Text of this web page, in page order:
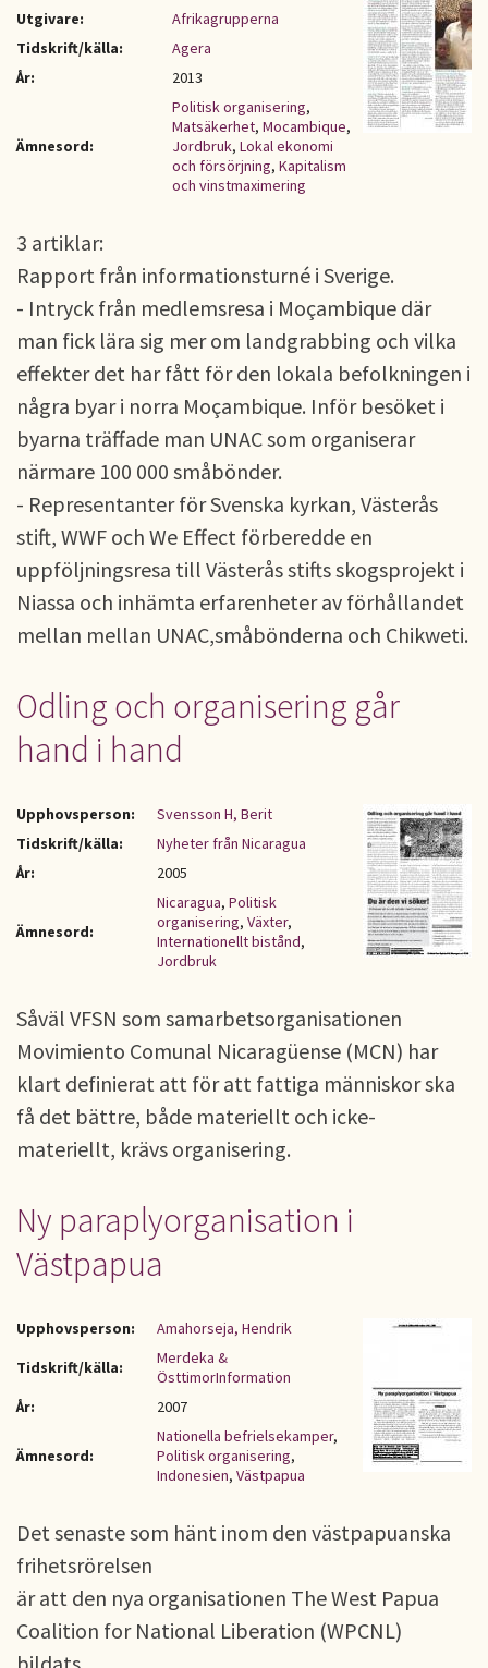
Utgivare:
Afrikagrupperna
Tidskrift/källa:
Agera
År:
2013
Ämnesord:
Politisk organisering,
Matsäkerhet, Mocambique,
Jordbruk, Lokal ekonomi
och försörjning, Kapitalism
och vinstmaximering
3 artiklar:
Rapport från informationsturné i Sverige.
- Intryck från medlemsresa i Moçambique där
man fick lära sig mer om landgrabbing och vilka
effekter det har fått för den lokala befolkningen i
några byar i norra Moçambique. Inför besöket i
byarna träffade man UNAC som organiserar
närmare 100 000 småbönder.
- Representanter för Svenska kyrkan, Västerås
stift, WWF och We Effect förberedde en
uppföljningsresa till Västerås stifts skogsprojekt i
Niassa och inhämta erfarenheter av förhållandet
mellan mellan UNAC,småbönderna och Chikweti.
Odling och organisering går
hand i hand
Upphovsperson:
Svensson H, Berit
Tidskrift/källa:
Nyheter från Nicaragua
År:
2005
Ämnesord:
Nicaragua, Politisk
organisering, Växter,
Internationellt bistånd,
Jordbruk
Såväl VFSN som samarbetsorganisationen
Movimiento Comunal Nicaragüense (MCN) har
klart definierat att för att fattiga människor ska
få det bättre, både materiellt och icke-
materiellt, krävs organisering.
Ny paraplyorganisation i
Västpapua
Upphovsperson:
Amahorseja, Hendrik
Tidskrift/källa:
Merdeka &
ÖsttimorInformation
År:
2007
Ämnesord:
Nationella befrielsekamper,
Politisk organisering,
Indonesien, Västpapua
Det senaste som hänt inom den västpapuanska
frihetsrörelsen
är att den nya organisationen The West Papua
Coalition for National Liberation (WPCNL)